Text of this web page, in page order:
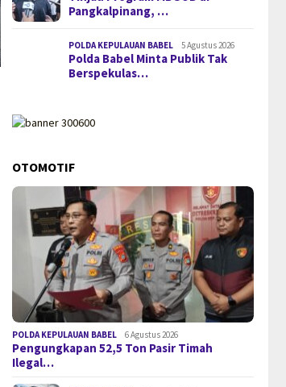
Pangkalpinang, …
POLDA KEPULAUAN BABEL 5 Agustus 2026
Polda Babel Minta Publik Tak
Berspekulas…
OTOMOTIF
POLDA KEPULAUAN BABEL 6 Agustus 2026
Pengungkapan 52,5 Ton Pasir Timah
Ilegal…